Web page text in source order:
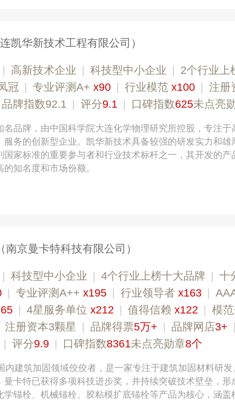
连凯华新技术工程有限公司）
高新技术企业 科技型中小企业 2个行业上
冠
专业评测A+ x90 行业模范 x100 注册
品牌指数92.1 评分9.1 口碑指数625未点亮
名品牌，由中国科学院大连化学物理研究所控股，专注于
服务的创新型企业。凯华新技术具备较强的研发实力和雄
国家标准的重要参与者和行业技术标杆之一，其开发的产
知名度和市场份额。
（南京曼卡特科技有限公司）
科技型中小企业 4个行业上榜十大品牌 十
专业​评测A++ x195 行业领导者 x163
4星服务单位 x212 值得信赖 x122 模
注册资本3颗星 品牌得票5万+ 品牌网店3+
评分9.9 口碑指数8361未点亮勋章8个
内建筑加固领域佼佼者，是一家专注于建筑加固材料研发
曼卡特已获得多项科技进步奖，并持续突破技术壁垒，形
学锚栓、机械锚栓、胶粘模扩底锚栓等产品为核心，涵盖